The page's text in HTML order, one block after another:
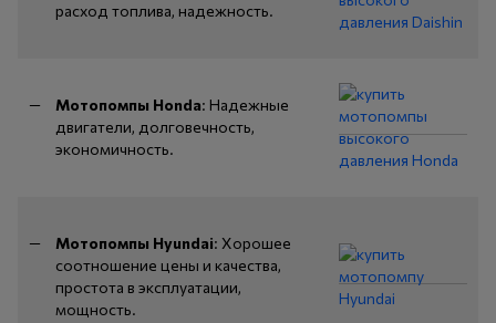
расход топлива, надежность.
Мотопомпы Honda: Надежные
двигатели, долговечность,
экономичность.
Мотопомпы Hyundai: Хорошее
соотношение цены и качества,
простота в эксплуатации,
мощность.